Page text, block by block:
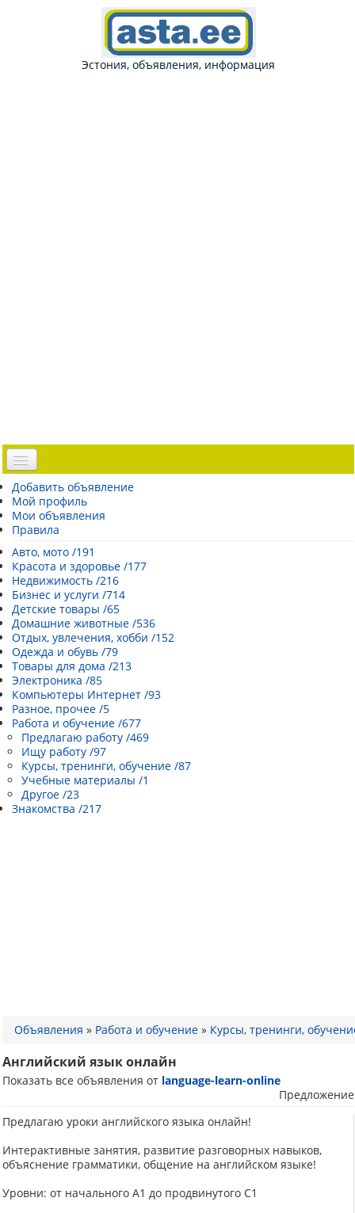
Эстония, объявления, информация
Доска объявлений
Погода Эстонии
Открытки
Каталог сайтов
| Регистрация |
Добавить объявление
Мой профиль
Мои объявления
Правила
Авто, мото /191
Красота и здоровье /177
Недвижимость /216
Бизнес и услуги /714
Детские товары /65
Домашние животные /536
Отдых, увлечения, хобби /152
Одежда и обувь /79
Товары для дома /213
Электроника /85
Компьютеры Интернет /93
Разное, прочее /5
Работа и обучение /677
Предлагаю работу /469
Ищу работу /97
Курсы, тренинги, обучение /87
Учебные материалы /1
Другое /23
Знакомства /217
Объявления » Работа и обучение » Курсы, тренинги,
Английский язык онлайн
Показать все объявления от language-learn-online
Предложение
Предлагаю уроки английского языка онлайн!
Интерактивные занятия, развитие разговорных навыков,
объяснение грамматики, общение на английском языке!
Уровни: от начального A1 до продвинутого C1